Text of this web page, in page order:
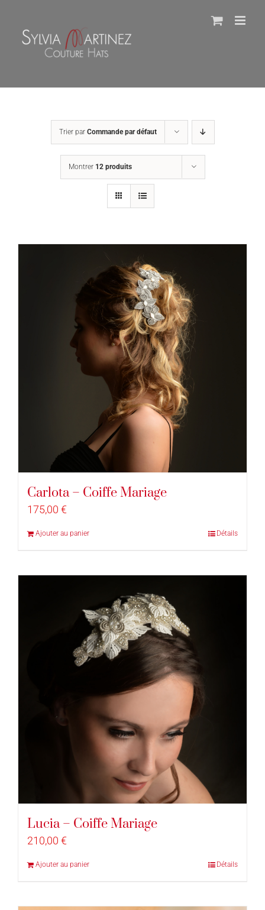
contenu
Trier par Commande par défaut
Montrer 12 produits
Carlota – Coiffe Mariage
175,00 €
Ajouter au panier Détails
Lucia – Coiffe Mariage
210,00 €
Ajouter au panier Détails